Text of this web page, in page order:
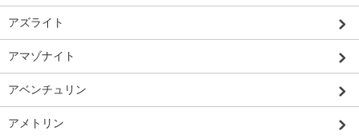
アズライト
アマゾナイト
アベンチュリン
アメトリン